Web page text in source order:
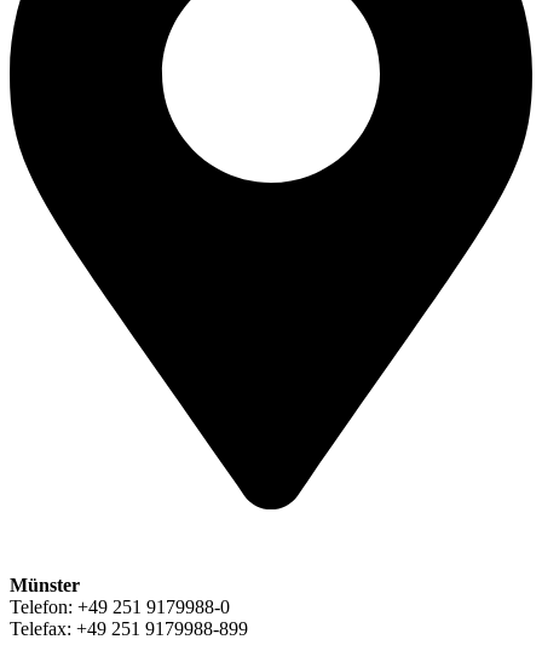
Münster
Telefon: +49 251 9179988-0
Telefax: +49 251 9179988-899